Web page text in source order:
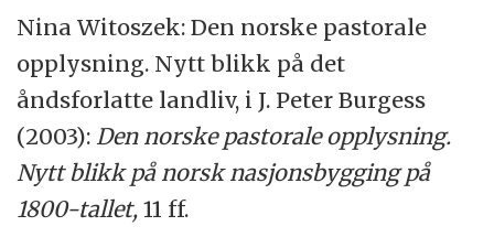
Nina Witoszek: Den norske pastorale
opplysning. Nytt blikk på det
åndsforlatte landliv, i J. Peter Burgess
(2003): Den norske pastorale opplysning.
Nytt blikk på norsk nasjonsbygging på
1800-tallet,11 ff.